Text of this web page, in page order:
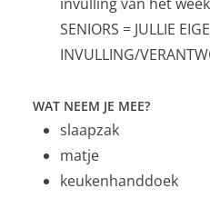
SENIORS = JULLIE
INVULLING/
WAT NEEM JE MEE?
slaapzak
matje
keukenhanddoek